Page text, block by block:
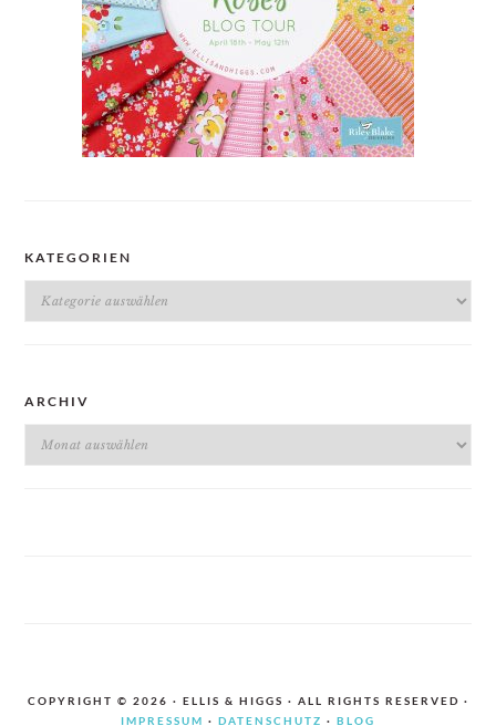
KATEGORIEN
Kategorien
ARCHIV
Archiv
COPYRIGHT © 2026 · ELLIS & HIGGS · ALL RIGHTS RESERVED ·
IMPRESSUM · DATENSCHUTZ · BLOG